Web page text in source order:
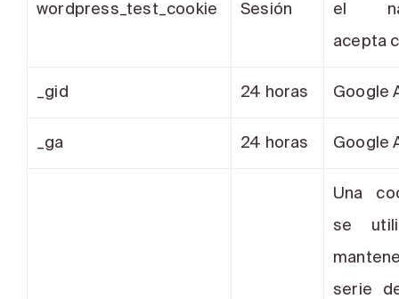
wordpress_test_cookie Sesión
el
acepta
_gid 24 horas Google
_ga 24 horas Google
Una
se
serie